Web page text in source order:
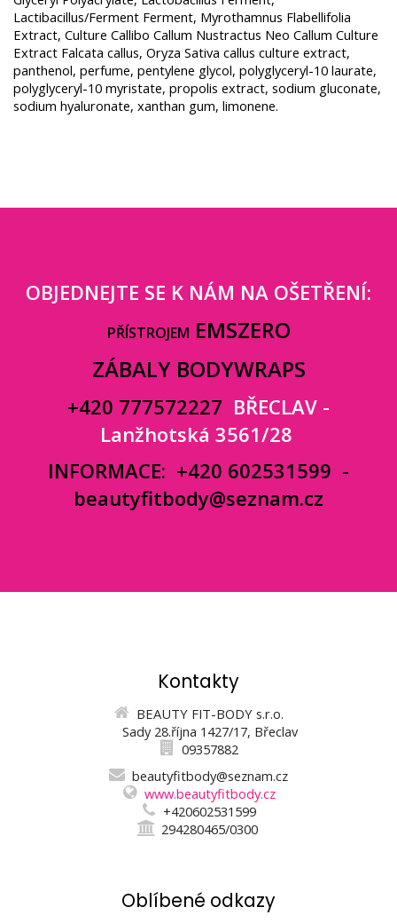
Lactibacillus/Ferment Ferment, Myrothamnus Flabellifolia
Extract, Culture Callibo Callum Nustractus Neo Callum Culture
Extract Falcata callus, Oryza Sativa callus culture extract,
panthenol, perfume, pentylene glycol, polyglyceryl-10 laurate,
polyglyceryl-10 myristate, propolis extract, sodium gluconate,
sodium hyaluronate, xanthan gum, limonene.
OBJEDNEJTE SE K NÁM NA OŠETŘENÍ:
PŘÍSTROJEM EMSZERO
ZÁBALY BODYWRAPS
+420 777572227 BŘECLAV -
Lanžhotská 3561/28
INFORMACE: +420 602531599 -
beautyfitbody@seznam.cz
Kontakty
BEAUTY FIT-BODY s.r.o.
Sady 28.října 1427/17, Břeclav
09357882
beautyfitbody@seznam.cz
www.beautyfitbody.cz
+420602531599
294280465/0300
Oblíbené odkazy